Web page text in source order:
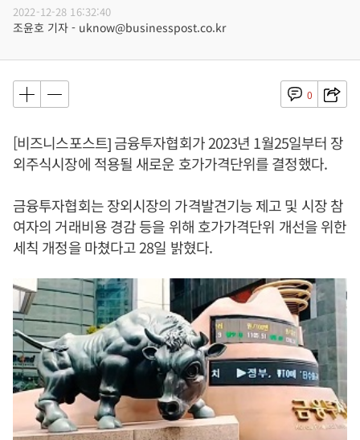
2022-12-28 16:32:40
조윤호 기자 - uknow@businesspost.co.kr
0
[비즈니스포스트] 금융투자협회가 2023년 1월25일부터 장
외주식시장에 적용될 새로운 호가가격단위를 결정했다.
금융투자협회는 장외시장의 가격발견기능 제고 및 시장 참
여자의 거래비용 경감 등을 위해 호가가격단위 개선을 위한
세칙 개정을 마쳤다고 28일 밝혔다.